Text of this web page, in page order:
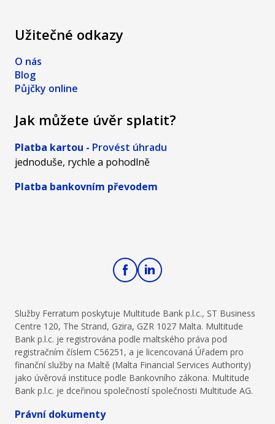
Užitečné odkazy
O nás
Blog
Půjčky online
Jak můžete úvěr splatit?
Platba kartou - Provést úhradu
jednoduše, rychle a pohodlně
Platba bankovním převodem
Služby Ferratum poskytuje Multitude Bank p.l.c., ST Business
Centre 120, The Strand, Gzira, GZR 1027 Malta. Multitude
Bank p.l.c. je registrována podle maltského práva pod
registračním číslem C56251, a je licencovaná Úřadem pro
finanční služby na Maltě (Malta Financial Services Authority)
jako úvěrová instituce podle Bankovního zákona. Multitude
Bank p.l.c. je dceřinou společností společnosti Multitude AG.
Právní dokumenty